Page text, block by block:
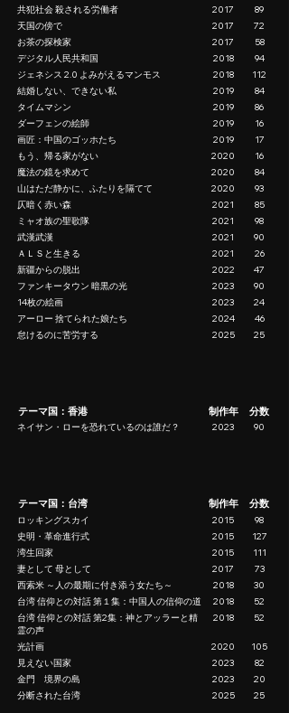
共犯社会 殺される労働者
2017
89
天国の傍で
2017
72
お茶の探検家
2017
58
デジタル人民共和国
2018
94
ジェネシス 2.0 よみがえるマンモス
2018
112
結婚しない、できない私
2019
84
タイムマシン
2019
86
ダーフェンの絵師
2019
16
画匠：中国のゴッホたち
2019
17
もう、帰る家がない
2020
16
魔法の鏡を求めて
2020
84
山はただ静かに、ふたりを隔てて
2020
93
仄暗く赤い森
2021
85
ミャオ族の聖歌隊
2021
98
武漢武漢
2021
90
ＡＬＳと生きる
2021
26
新疆からの脱出
2022
47
ファンキータウン 暗黒の光
2023
90
14枚の絵画
2023
24
アーロー 捨てられた娘たち
2024
46
怠けるのに苦労する
2025 25
テーマ国：香港 制作年 分数
ネイサン・ローを恐れているのは誰だ？ 2023 90
テーマ国：台湾 制作年 分数
ロッキングスカイ 2015
98
史明・革命進行式
2015
127
湾生回家
2015
111
妻として 母として
2017
73
西索米 ～人の最期に付き添う女たち～
2018
30
台湾 信仰との対話 第１集：中国人の信仰の道
2018
52
台湾 信仰との対話 第2集：神とアッラーと精
霊の声
2018 52
光計画 2020
105
見えない国家
2023
82
金門 境界の島
2023
20
分断された台湾
2025 25